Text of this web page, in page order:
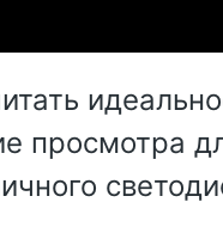
просмотра